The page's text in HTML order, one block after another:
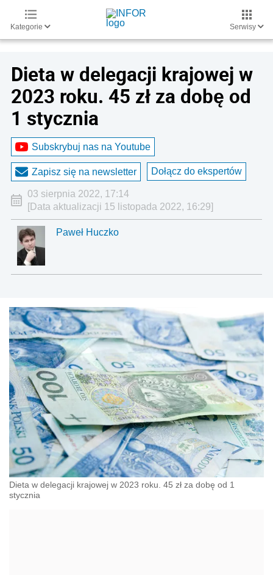
Kategorie Serwisy
Dieta w delegacji krajowej w
2023 roku. 45 zł za dobę od
1 stycznia
Subskrybuj nas na Youtube
Zapisz się na newsletter Dołącz do ekspertów
03 sierpnia 2022, 17:14
[Data aktualizacji 15 listopada 2022, 16:29]
Paweł Huczko
Dieta w delegacji krajowej w 2023 roku. 45 zł za dobę od 1
stycznia